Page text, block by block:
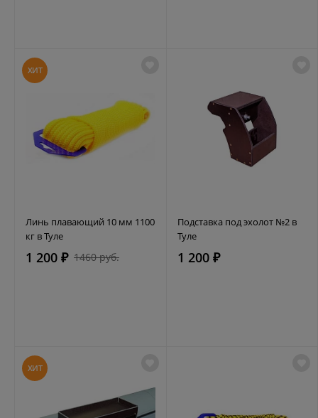
ХИТ
Линь плавающий 10 мм 1100
кг в Туле
1 200 ₽ 1460 руб.
Подставка под эхолот №2 в
Туле
1 200 ₽
ХИТ